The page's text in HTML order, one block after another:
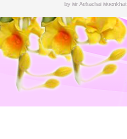
by Mr.Aekachai Muenkhat